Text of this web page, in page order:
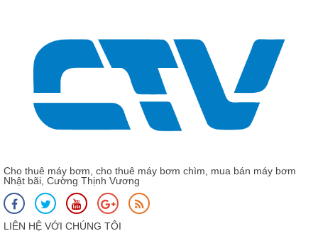
Cho thuê máy bơm, cho thuê máy bơm chìm, mua bán máy bơm
Nhật bãi, Cường Thịnh Vương
LIÊN HỆ VỚI CHÚNG TÔI